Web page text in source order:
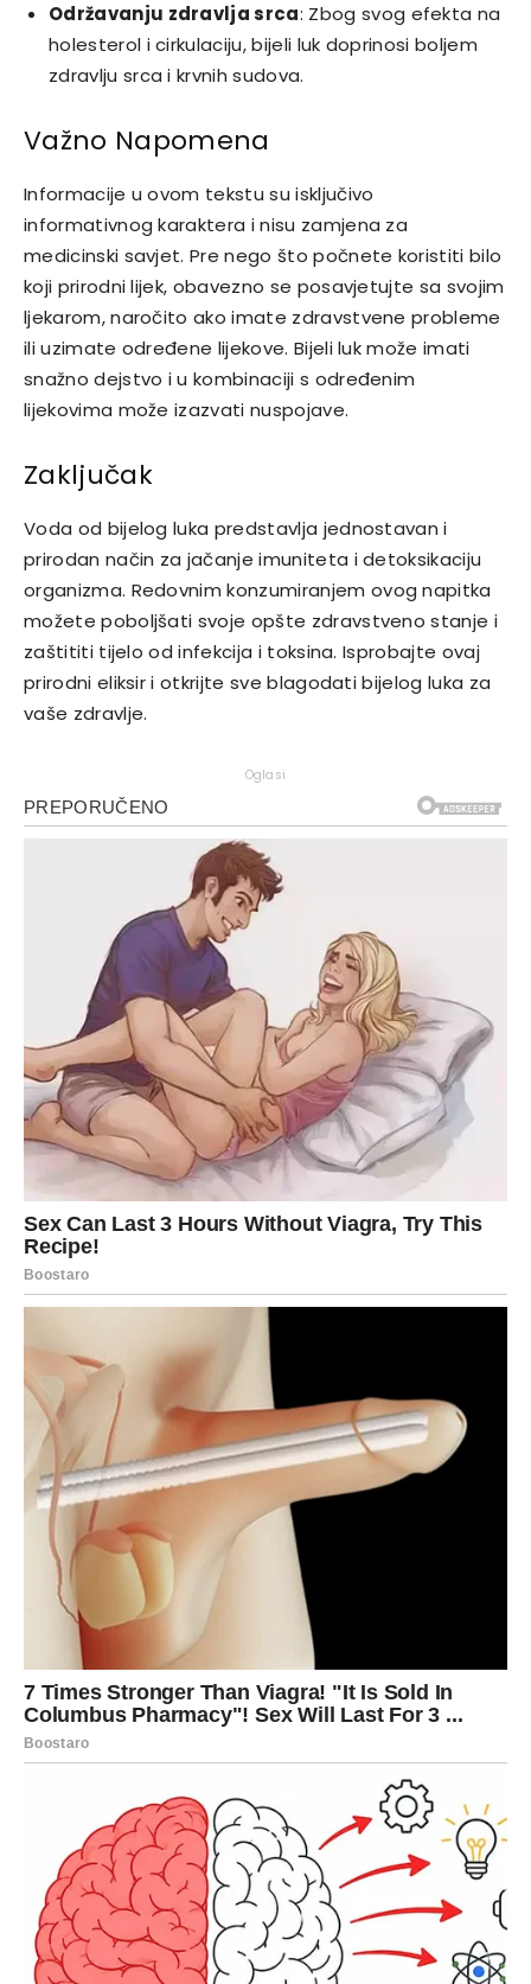
Održavanju zdravlja srca: Zbog svog efekta na
holesterol i cirkulaciju, bijeli luk doprinosi boljem
zdravlju srca i krvnih sudova.
Važno Napomena
Informacije u ovom tekstu su isključivo
informativnog karaktera i nisu zamjena za
medicinski savjet. Pre nego što počnete koristiti bilo
koji prirodni lijek, obavezno se posavjetujte sa svojim
ljekarom, naročito ako imate zdravstvene probleme
ili uzimate određene lijekove. Bijeli luk može imati
snažno dejstvo i u kombinaciji s određenim
lijekovima može izazvati nuspojave.
Zaključak
Voda od bijelog luka predstavlja jednostavan i
prirodan način za jačanje imuniteta i detoksikaciju
organizma. Redovnim konzumiranjem ovog napitka
možete poboljšati svoje opšte zdravstveno stanje i
zaštititi tijelo od infekcija i toksina. Isprobajte ovaj
prirodni eliksir i otkrijte sve blagodati bijelog luka za
vaše zdravlje.
Oglasi